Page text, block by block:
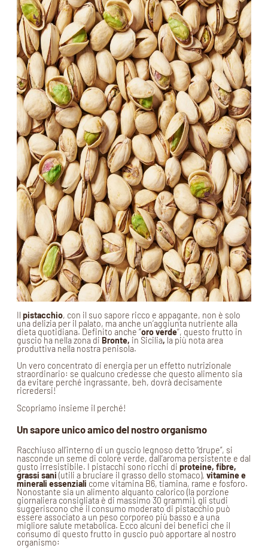
Il pistacchio, con il suo sapore ricco e appagante, non è solo
una delizia per il palato, ma anche un’aggiunta nutriente alla
dieta quotidiana. Definito anche ‘’oro verde’’, questo frutto in
guscio ha nella zona di Bronte, in Sicilia, la più nota area
produttiva nella nostra penisola.
Un vero concentrato di energia per un effetto nutrizionale
straordinario: se qualcuno credesse che questo alimento sia
da evitare perché ingrassante, beh, dovrà decisamente
ricredersi!
Scopriamo insieme il perché!
Un sapore unico amico del nostro organismo
Racchiuso all’interno di un guscio legnoso detto “drupe”, si
nasconde un seme di colore verde, dall’aroma persistente e dal
gusto irresistibile. I pistacchi sono ricchi di proteine, fibre,
grassi sani (utili a bruciare il grasso dello stomaco), vitamine e
minerali essenziali come vitamina B6, tiamina, rame e fosforo.
Nonostante sia un alimento alquanto calorico (la porzione
giornaliera consigliata è di massimo 30 grammi), gli studi
suggeriscono che il consumo moderato di pistacchio può
essere associato a un peso corporeo più basso e a una
migliore salute metabolica. Ecco alcuni dei benefici che il
consumo di questo frutto in guscio può apportare al nostro
organismo: